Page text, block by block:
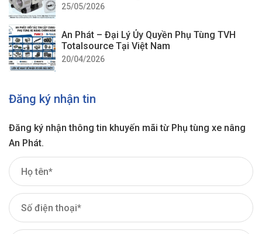
25/05/2026
An Phát – Đại Lý Ủy Quyền Phụ Tùng TVH
Totalsource Tại Việt Nam
20/04/2026
Đăng ký nhận tin
Đăng ký nhận thông tin khuyến mãi từ Phụ tùng xe nâng
An Phát.